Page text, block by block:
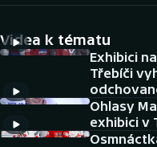
Cyklistika
DALŠÍ SPORTY
Americký fotbal
NEPŘEHLÉDNĚTE
Videa k tématu
Exhibici
Třebíči
Ohlasy
exhibici v